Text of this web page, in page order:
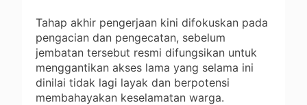
Tahap akhir pengerjaan kini difokuskan pada
pengacian dan pengecatan, sebelum
jembatan tersebut resmi difungsikan untuk
menggantikan akses lama yang selama ini
dinilai tidak lagi layak dan berpotensi
membahayakan keselamatan warga.